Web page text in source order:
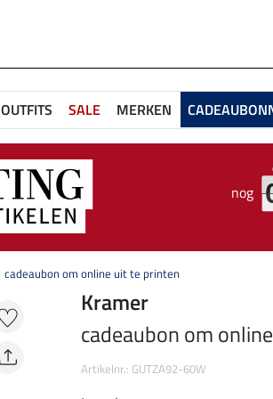
OUTFITS SALE MERKEN
nog
cadeaubon om online uit te printen
Kramer
cadeaubon om
Artikelnr.: GUTZA92-60W